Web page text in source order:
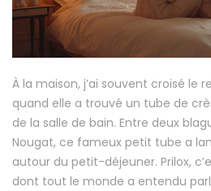
À la maison, j’ai souvent croisé le
quand elle a trouvé un tube de
de la salle de bain. Entre deux
Nougat, ce fameux petit tube a
autour du petit-déjeuner. Prilox,
dont tout le monde a entendu